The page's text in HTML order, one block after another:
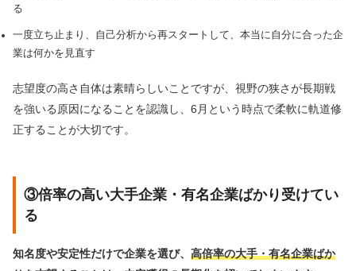
る
一度立ち止まり、自己分析から再スタートして、本当に自分に合った企
業は何かを見直す
志望度の高さ自体は素晴らしいことですが、視野の狭さが長期戦
を強いる原因になることを認識し、6月という時点で柔軟に軌道修
正することが大切です。
③倍率の高い大手企業・有名企業ばかり受けてい
る
知名度や安定性だけで企業を選び、 高倍率の大手・有名企業ばか